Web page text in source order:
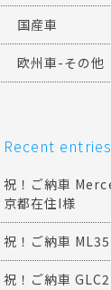
国産車
欧州車-その他
Recent entries
祝！ご納車
京都在住I様
祝！ご納車
祝！ご納車